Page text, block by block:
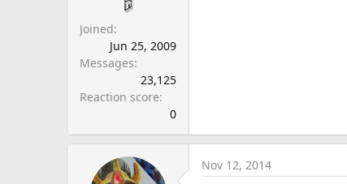
Joined
Jun 25, 2009
Messages
23,125
Reaction score
0
Nov 12, 2014